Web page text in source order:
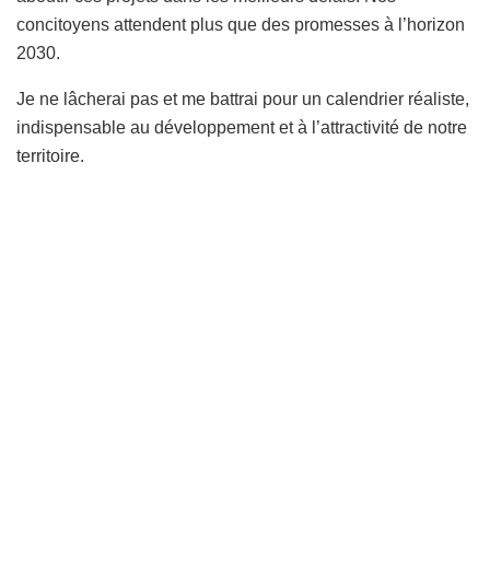
concitoyens attendent plus que des promesses à l’horizon
2030.
Je ne lâcherai pas et me battrai pour un calendrier réaliste,
indispensable au développement et à l’attractivité de notre
territoire.